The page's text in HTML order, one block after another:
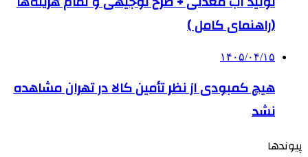
(راهنمای کامل )
۱۴۰۵/۰۴/۱۵
هیچ کمبودی از نظر تأمین کالا در تهران مشاهده
نشد
پیوندها